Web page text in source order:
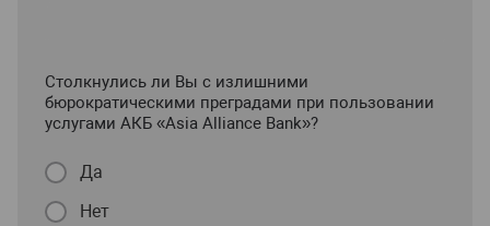
Столкнулись ли Вы с излишними
бюрократическими преградами при пользовании
услугами АКБ «Asia Alliance Bank»?
Да
Нет